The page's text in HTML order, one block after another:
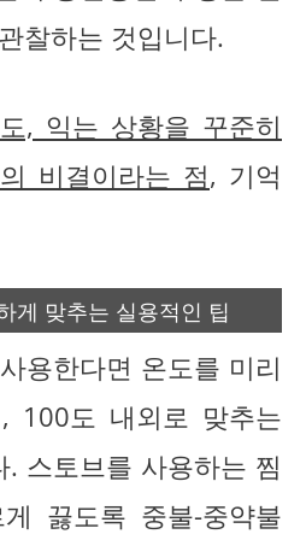
찰하는 것입니다.
, 익는 상황을 꾸준히
비결이라는 점, 기억
게 맞추는 실용적인 팁
용한다면 온도를 미리
100도 내외로 맞추는
. 스토브를 사용하는 찜
끓도록 중불-중약불